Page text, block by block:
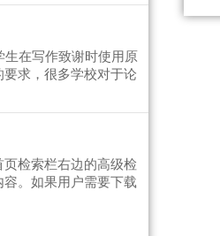
在写作致谢时使用原
求，很多学校对于论
检索栏右边的高级检
。如果用户需要下载